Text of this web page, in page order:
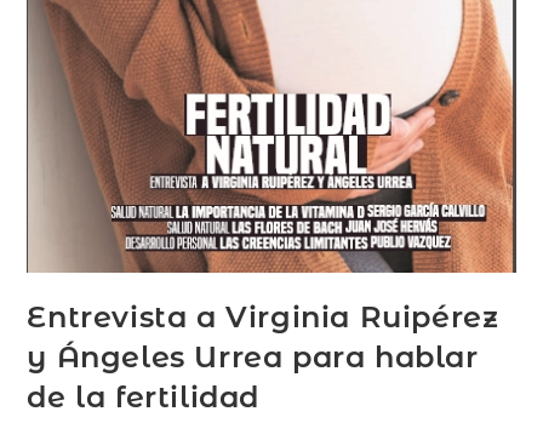
Entrevista a Virginia Ruipérez
y Ángeles Urrea para hablar
de la fertilidad